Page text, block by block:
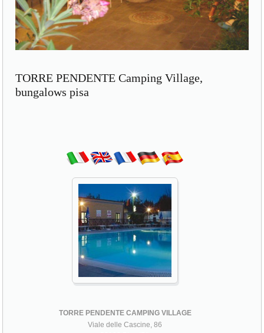
TORRE PENDENTE Camping Village,
bungalows pisa
TORRE PENDENTE CAMPING VILLAGE
Viale delle Cascine, 86